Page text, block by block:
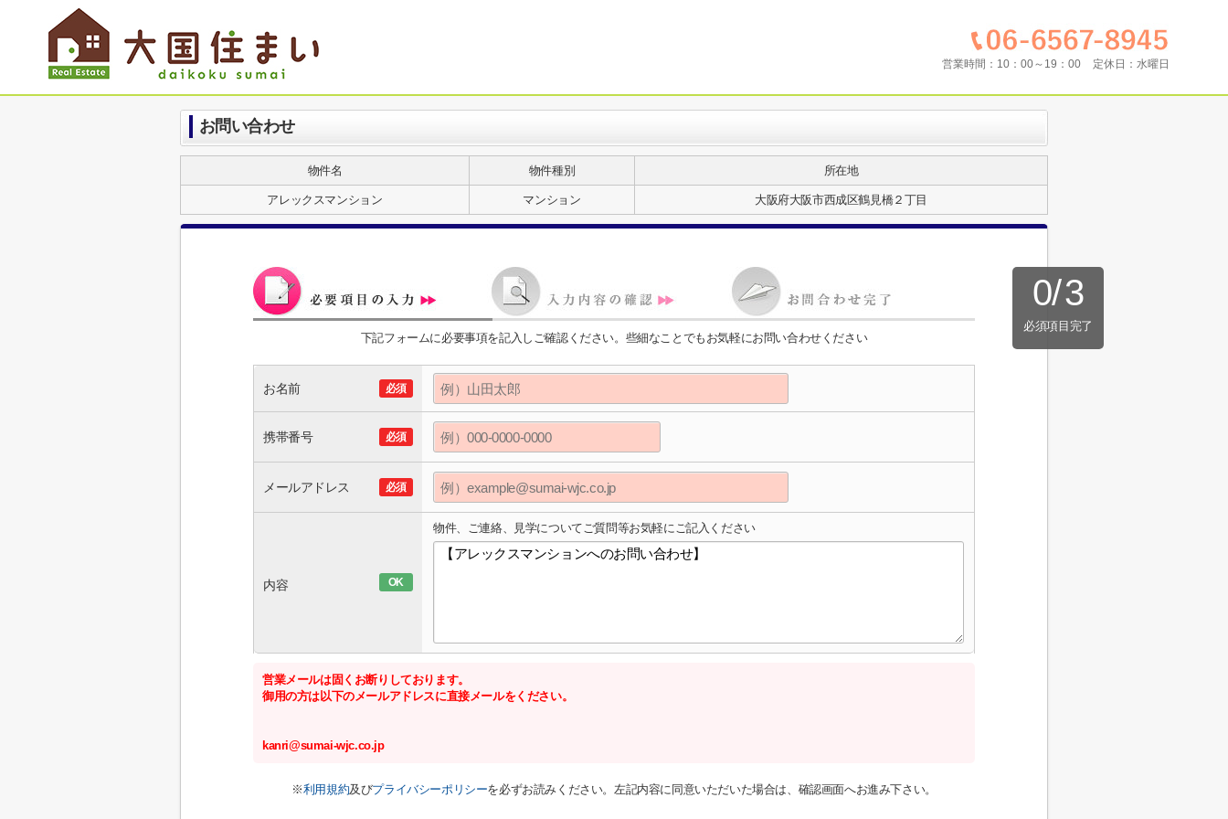
営業時間： 10：00～19：00 定休日： 水曜日
お問い合わせ
物件名 物件種別 所在地
アレックスマンション マンション 大阪府大阪市西成区鶴見橋２丁目
0/3
必須項目完了
下記フォームに必要事項を記入しご確認ください。些細なことでもお気軽にお問い合わせください
お名前 必須
携帯番号 必須
メールアドレス 必須
内容 OK
物件、ご連絡、見学についてご質問等お気軽にご記入ください
営業メールは固くお断りしております。
御用の方は以下のメールアドレスに直接メールをください。
kanri@sumai-wjc.co.jp
※利用規約及びプライバシーポリシーを必ずお読みください。左記内容に同意いただいた場合は、確認画面へお進み下さい。